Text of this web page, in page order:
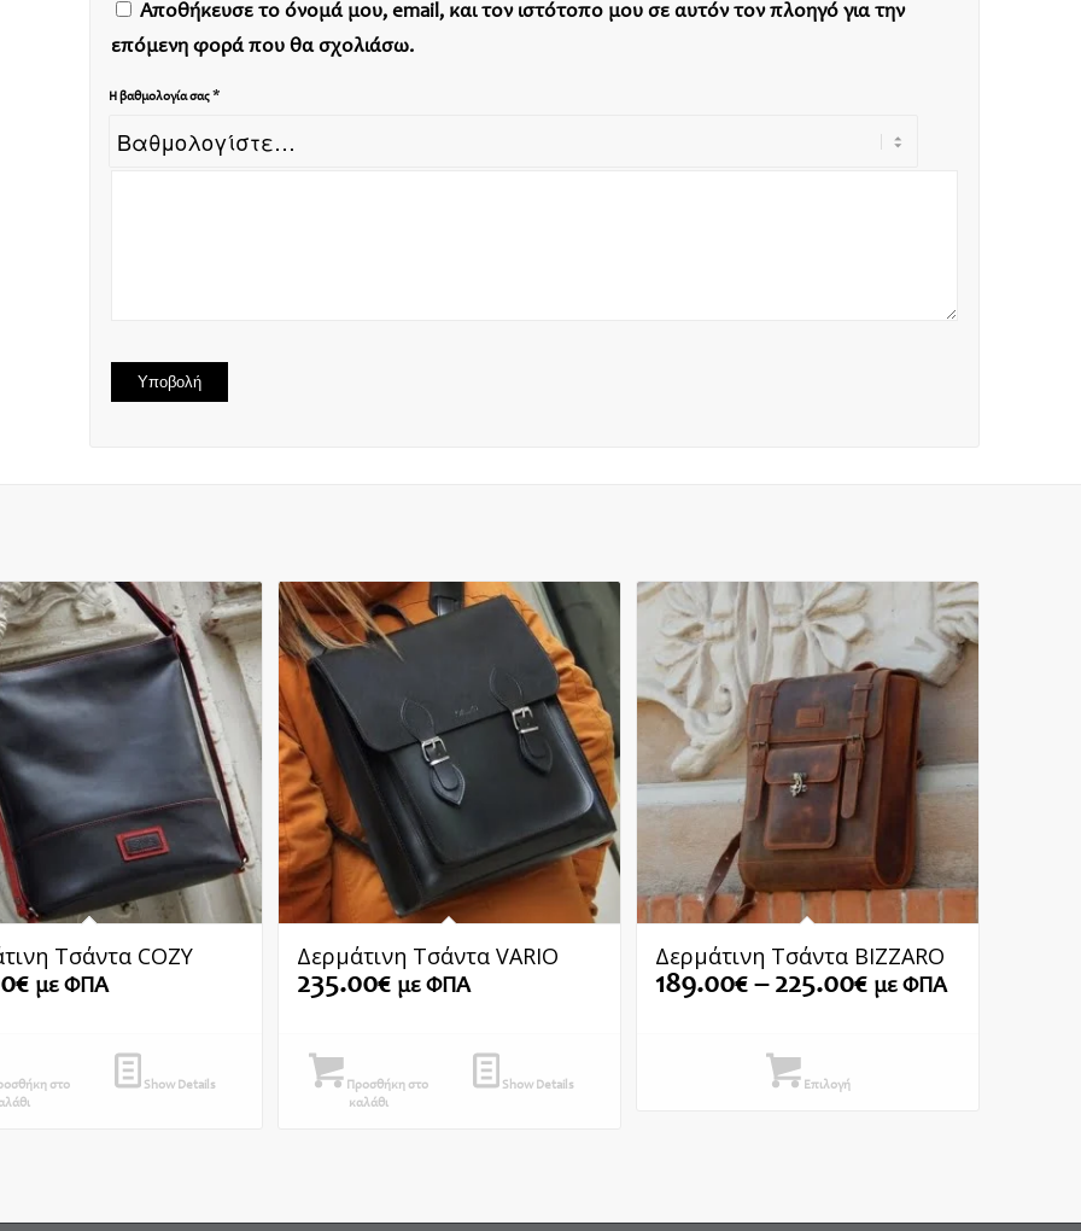
Αποθήκευσε το όνομά μου, email, και τον ιστότοπο μου σε αυτόν τον πλοηγό για την
επόμενη φορά που θα σχολιάσω.
Η βαθμολογία σας*
Τσάντα COZY
€ με ΦΠΑ
στο
Show Details
Δερμάτινη Τσάντα VARIO
235.00€ με ΦΠΑ
Προσθήκη στο
καλάθι
Show Details
Δερμάτινη Τσάντα BIZZARO
189.00€ – 225.00€Price
με ΦΠΑ
Επιλογή